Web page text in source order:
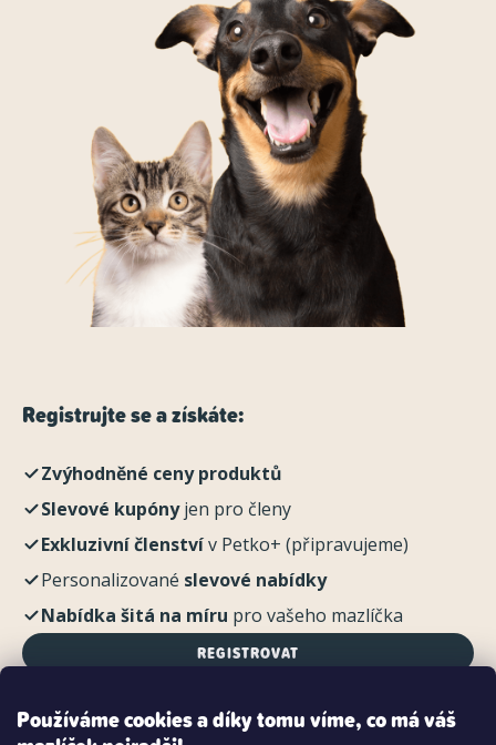
Používáme cookies a díky tomu víme, co má váš
Registrujte se a získáte:
Zvýhodněné ceny produktů
Slevové kupónyjen pro členy
Exkluzivní členstvív Petko+ (připravujeme)
Personalizované slevové nabídky
Nabídka šitá na míru pro vašeho mazlíčka
REGISTROVAT